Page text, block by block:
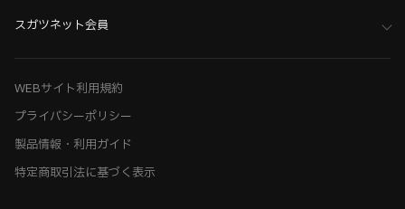
スガツネット会員
WEBサイト利用規約
プライバシーポリシー
製品情報・利用ガイド
特定商取引法に基づく表示